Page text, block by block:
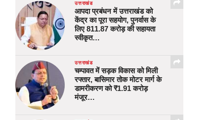
उत्तराखंड
आपदा प्रबंधन में उत्तराखंड को
केंद्र का पूरा सहयोग, पुनर्वास के
लिए 811.87 करोड़ की सहायता
स्वीकृत…
उत्तराखंड
चम्पावत में सड़क विकास को मिली
रफ्तार, बासिमार तोक मोटर मार्ग के
डामरीकरण को ₹1.91 करोड़
मंजूर…